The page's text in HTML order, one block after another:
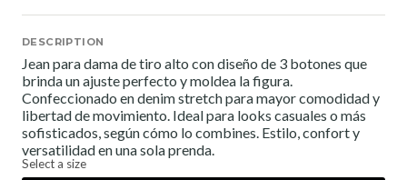
DESCRIPTION
Jean para dama de tiro alto con diseño de 3 botones que
brinda un ajuste perfecto y moldea la figura.
Confeccionado en denim stretch para mayor comodidad y
libertad de movimiento. Ideal para looks casuales o más
sofisticados, según cómo lo combines. Estilo, confort y
versatilidad en una sola prenda.
Select a size